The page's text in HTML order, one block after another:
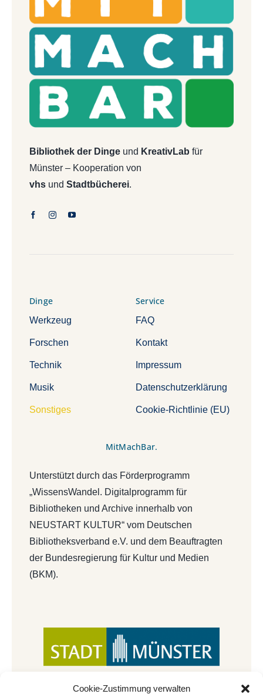
Cookie-Zustimmung verwalten
Bibliothek der Dingeund KreativLab für
Münster – Kooperation von
vhsund Stadtbücherei.
Dinge
Werkzeug
Forschen
Technik
Musik
Sonstiges
Service
FAQ
Kontakt
Impressum
Datenschutzerklärung
Cookie-Richtlinie (EU)
MitMachBar.
Unterstützt durch das Förderprogramm
„WissensWandel. Digitalprogramm für
Bibliotheken und Archive innerhalb von
NEUSTART KULTUR“ vom Deutschen
Bibliotheksverband e.V. und dem Beauftragten
der Bundesregierung für Kultur und Medien
(BKM).